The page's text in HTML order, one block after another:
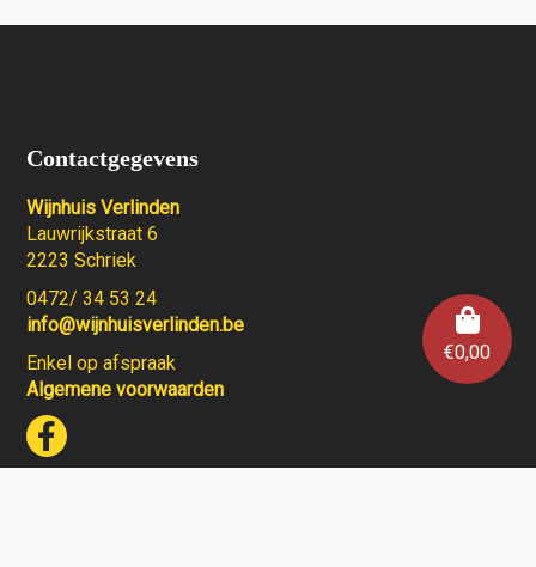
€0,00
Contactgegevens
Wijnhuis Verlinden
Lauwrijkstraat 6
2223 Schriek
0472/ 34 53 24
info@wijnhuisverlinden.be
Enkel op afspraak
Algemene voorwaarden